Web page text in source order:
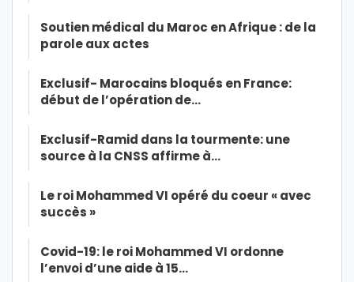
Soutien médical du Maroc en Afrique : de la
parole aux actes
Exclusif- Marocains bloqués en France:
début de l’opération de…
Exclusif-Ramid dans la tourmente: une
source à la CNSS affirme à…
Le roi Mohammed VI opéré du coeur « avec
succès »
Covid-19: le roi Mohammed VI ordonne
l’envoi d’une aide à 15…